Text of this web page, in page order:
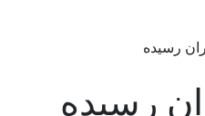
رسیده
رسیده